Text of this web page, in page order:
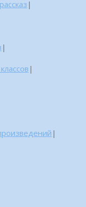
|
|
|
|